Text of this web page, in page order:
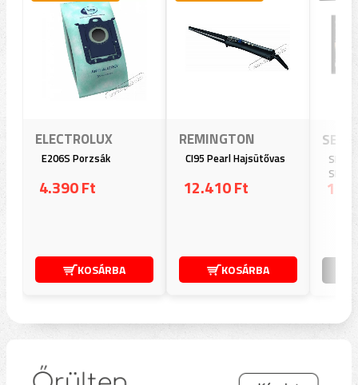
ELECTROLUX
E206S Porzsák
4.390 Ft
KOSÁRBA
REMINGTON
CI95 Pearl Hajsütővas
12.410 Ft
KOSÁRBA
SLE